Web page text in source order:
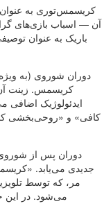
آن — اسباب بازی‌های
باریک به عنوان
کریسمس. زینت آن
ایدئولوژیک اضافی
کافی» و «روحی‌بخشی
دوران پس از
جدیدی می‌یابد.
می‌شود. در این